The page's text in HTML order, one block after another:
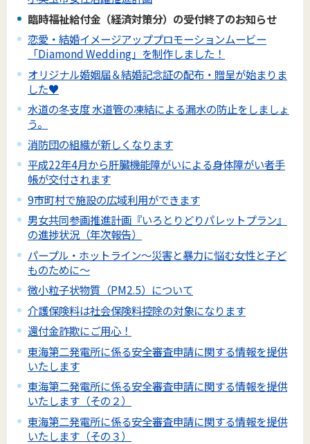
臨時福祉給付金（経済対策分）の受付終了のお知らせ
恋愛・結婚イメージアッププロモーションムービー
「Diamond Wedding」を制作しました！
オリジナル婚姻届＆結婚記念証の配布・贈呈が始まりま
した♥
水道の冬支度 水道管の凍結による漏水の防止をしましょ
う。
消防団の組織が新しくなります
平成22年4月から肝臓機能障がいによる身体障がい者手
帳が交付されます
9市町村で施設の広域利用ができます
男女共同参画推進計画『いろとりどりパレットプラン』
の進捗状況（年次報告）
パープル・ホットライン～災害と暴力に悩む女性と子ど
ものために～
微小粒子状物質（PM2.5）について
介護保険料は社会保険料控除の対象になります
還付金詐欺にご用心！
東海第二発電所に係る安全審査申請に関する情報を提供
いたします
東海第二発電所に係る安全審査申請に関する情報を提供
いたします（その２）
東海第二発電所に係る安全審査申請に関する情報を提供
いたします（その３）